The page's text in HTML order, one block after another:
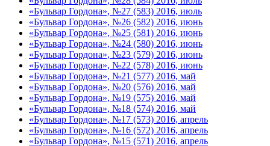
«Бульвар Гордона», №27 (583) 2016, июль
«Бульвар Гордона», №26 (582) 2016, июнь
«Бульвар Гордона», №25 (581) 2016, июнь
«Бульвар Гордона», №24 (580) 2016, июнь
«Бульвар Гордона», №23 (579) 2016, июнь
«Бульвар Гордона», №22 (578) 2016, июнь
«Бульвар Гордона», №21 (577) 2016, май
«Бульвар Гордона», №20 (576) 2016, май
«Бульвар Гордона», №19 (575) 2016, май
«Бульвар Гордона», №18 (574) 2016, май
«Бульвар Гордона», №17 (573) 2016, апрель
«Бульвар Гордона», №16 (572) 2016, апрель
«Бульвар Гордона», №15 (571) 2016, апрель